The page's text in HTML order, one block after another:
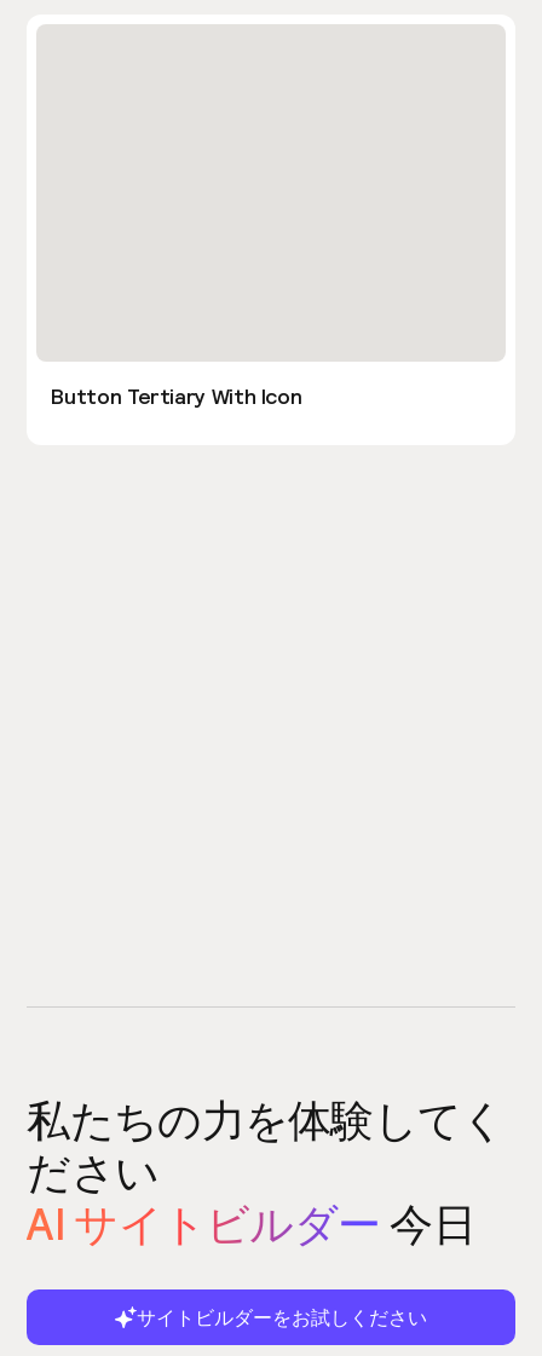
Button Tertiary With Icon
私たちの力を体験してく
ださい
AI サイトビルダー 今日
サイトビルダーをお試しください